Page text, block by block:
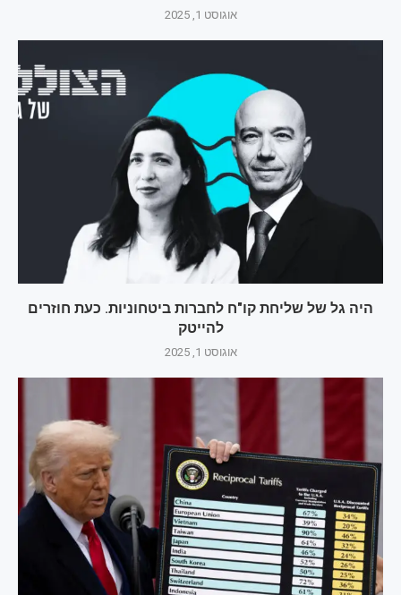
אוגוסט 1, 2025
היה גל של שליחת קו"ח לחברות ביטחוניות. כעת חוזרים
להייטק
אוגוסט 1, 2025